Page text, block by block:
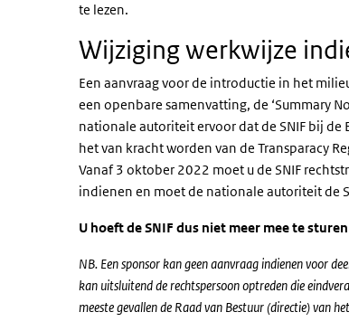
te lezen.
Wijziging werkwijze
Een aanvraag voor de introductie in het
een openbare samenvatting, de ‘Summary
nationale autoriteit ervoor dat de SNIF bij de
het van kracht worden van de Transparacy
Vanaf 3 oktober 2022 moet u de SNIF
indienen en moet de nationale autoriteit de
U hoeft de SNIF dus niet meer mee te
NB. Een sponsor kan geen aanvraag indienen voor
kan uitsluitend de rechtspersoon optreden die
meeste gevallen de Raad van Bestuur (directie) van